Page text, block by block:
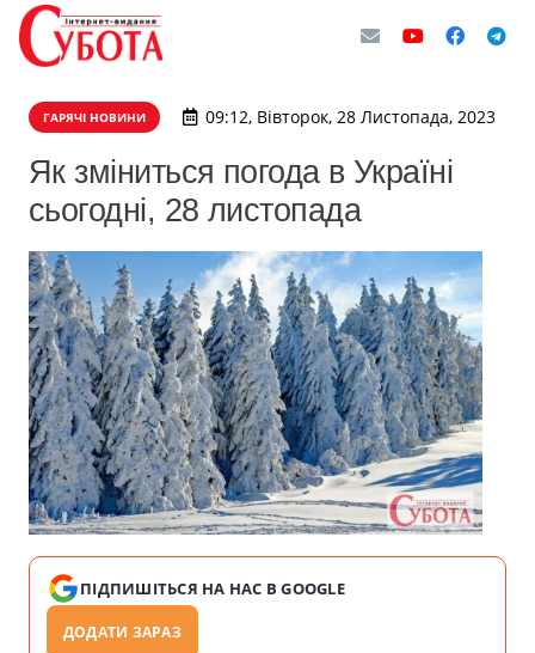
ГАРЯЧІ НОВИНИ 09:12, Вівторок, 28 Листопада, 2023
Як зміниться погода в Україні
сьогодні, 28 листопада
ПІДПИШІТЬСЯ НА НАС В GOOGLE
ДОДАТИ ЗАРАЗ